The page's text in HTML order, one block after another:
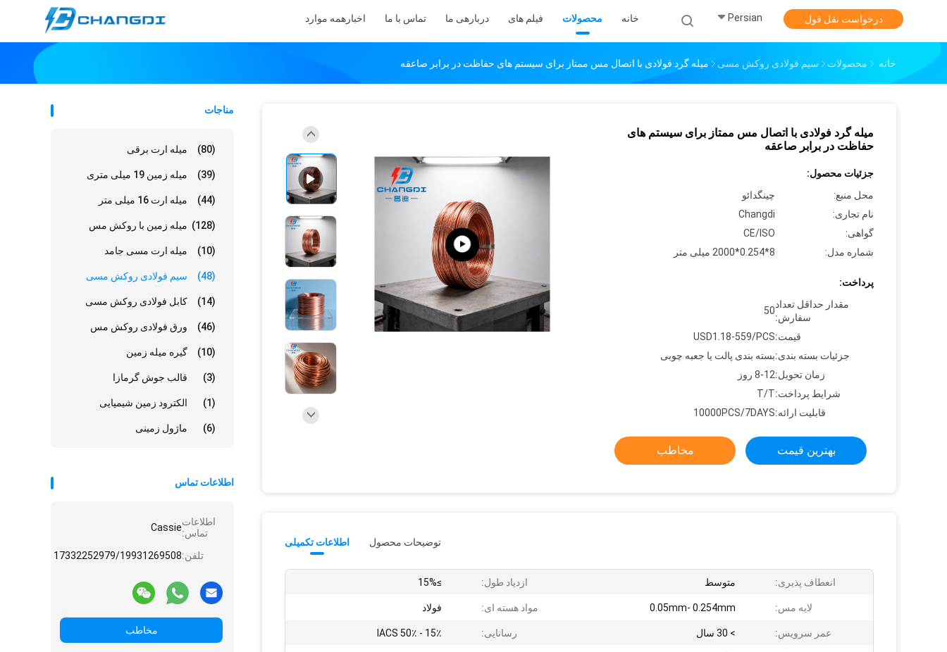
خانه محصولات فیلم های دربارهی ما تماس با ما اخبار همه موارد Persian درخواست نقل قول
خانه محصولات سیم فولادی روکش مسی میله گرد فولادی با اتصال مس ممتاز برای سیستم های حفاظت در برابر صاعقه
مناجات
میله ارت برقی (80)
میله زمین 19 میلی متری (39)
میله ارت 16 میلی متر (44)
میله زمین با روکش مس (128)
میله ارت مسی جامد (10)
سیم فولادی روکش مسی (48)
کابل فولادی روکش مسی (14)
ورق فولادی روکش مس (46)
گیره میله زمین (10)
قالب جوش گرمازا (3)
الکترود زمین شیمیایی (1)
ماژول زمینی (6)
اطلاعات تماس
اطلاعات
تماس:Cassie
تلفن:17332252979/19931269508
مخاطب
میله گرد فولادی با اتصال مس ممتاز برای سیستم های
حفاظت در برابر صاعقه
جزئیات محصول:
محل منبع:
چینگدائو
نام تجاری:
Changdi
گواهی:
CE/ISO
شماره مدل:
8*0.254*2000 میلی متر
پرداخت:
مقدار حداقل تعداد
سفارش:
50
قیمت:USD1.18-559/PCS
جزئیات بسته بندی:بسته بندی پالت یا جعبه چوبی
زمان تحویل:8-12 روز
شرایط پرداخت:T/T
قابلیت ارائه:10000PCS/7DAYS
بهترین قیمت مخاطب
اطلاعات تکمیلی توضیحات محصول
انعطاف پذیری: متوسط ازدیاد طول: ≥15%
لایه مس: 0.05mm- 0.254mm مواد هسته ای: فولاد
عمر سرویس: > 30 سال رسانایی: 15٪ - 50٪ IACS